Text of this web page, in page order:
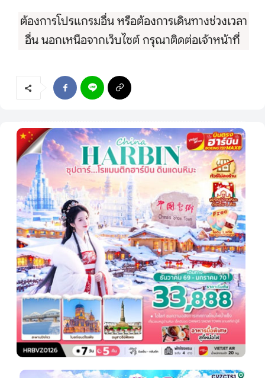
ต้องการโปรแกรมอื่น หรือต้องการเดินทางช่วงเวลา
อื่น นอกเหนือจากเว็บไซต์ กรุณาติดต่อเจ้าหน้าที่